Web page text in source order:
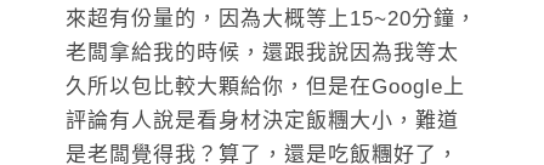
來超有份量的，因為大概等上15~20分鐘，
老闆拿給我的時候，還跟我說因為我等太
久所以包比較大顆給你，但是在Google上
評論有人說是看身材決定飯糰大小，難道
是老闆覺得我？算了，還是吃飯糰好了，